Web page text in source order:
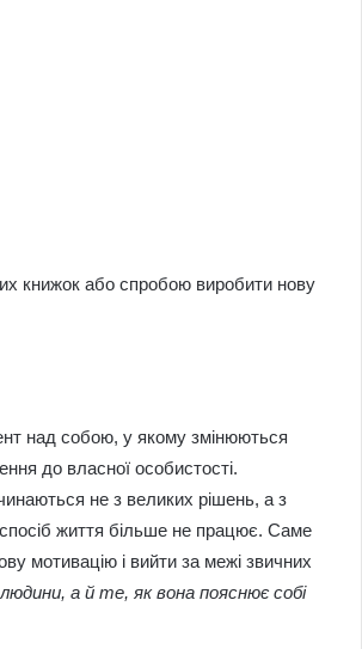
книжок або спробою виробити нову
над собою, у якому змінюються
до власної особистості.
не з великих рішень, а з
життя більше не працює. Саме
мотивацію і вийти за межі звичних
а й те, як вона пояснює собі